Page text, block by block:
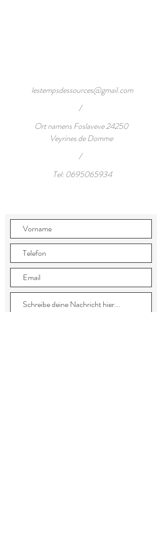
lestempsdessources@gmail.com
/
Ort namens Foslaveve 24250
Veyrines de Domme
/
Tel: 0695065934